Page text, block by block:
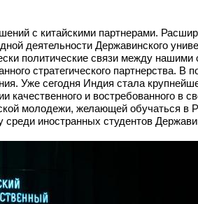
с китайскими партнерами.
деятельности Державинского
политические связи между
стратегического партнерства. В
Уже сегодня Индия стала
и востребованного в
молодежи, желающей обучаться в
иностранных студентов